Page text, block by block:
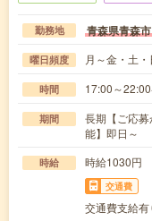
勤務地 青森県青森市
曜日頻度 月～金・土
時間 17:00～
期間
長期【ご応
能】即日～
時給 時給1030円
交通費
交通費支給有